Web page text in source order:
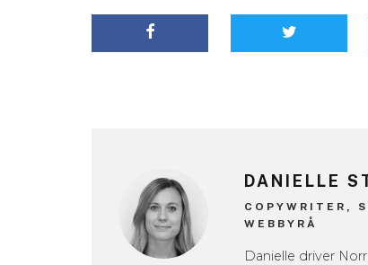
DANIELLE
COPYWRITER,
WEBBYRÅ
Danielle driver